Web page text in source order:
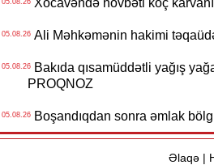
05.08.26
05.08.26Ali Məhkəmənin hakimi
05.08.26Bakıda qısamüddətli yağış
PROQNOZ
05.08.26Boşandıqdan sonra əmlak
Əlaqə|